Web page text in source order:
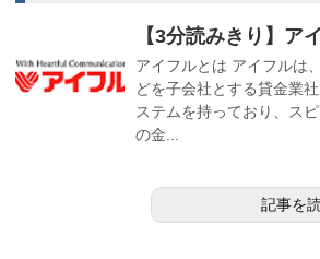
【3分読みきり】ア
アイフルとは アイフルは
どを子会社とする貸金業
ステムを持っており、ス
の金...
記事を